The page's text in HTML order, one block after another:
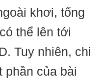
khơi, tổng
thể lên tới
Tuy nhiên, chi
phần của bài